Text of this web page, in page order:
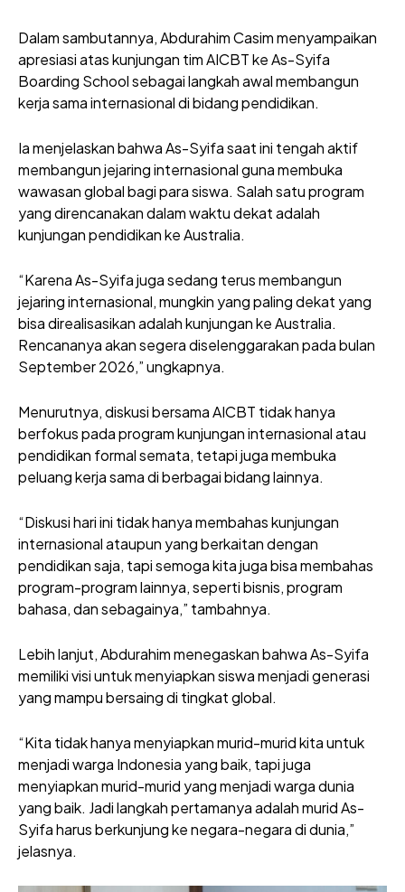
Dalam sambutannya, Abdurahim Casim menyampaikan
apresiasi atas kunjungan tim AICBT ke As-Syifa
Boarding School sebagai langkah awal membangun
kerja sama internasional di bidang pendidikan.
Ia menjelaskan bahwa As-Syifa saat ini tengah aktif
membangun jejaring internasional guna membuka
wawasan global bagi para siswa. Salah satu program
yang direncanakan dalam waktu dekat adalah
kunjungan pendidikan ke Australia.
“Karena As-Syifa juga sedang terus membangun
jejaring internasional, mungkin yang paling dekat yang
bisa direalisasikan adalah kunjungan ke Australia.
Rencananya akan segera diselenggarakan pada bulan
September 2026,” ungkapnya.
Menurutnya, diskusi bersama AICBT tidak hanya
berfokus pada program kunjungan internasional atau
pendidikan formal semata, tetapi juga membuka
peluang kerja sama di berbagai bidang lainnya.
“Diskusi hari ini tidak hanya membahas kunjungan
internasional ataupun yang berkaitan dengan
pendidikan saja, tapi semoga kita juga bisa membahas
program-program lainnya, seperti bisnis, program
bahasa, dan sebagainya,” tambahnya.
Lebih lanjut, Abdurahim menegaskan bahwa As-Syifa
memiliki visi untuk menyiapkan siswa menjadi generasi
yang mampu bersaing di tingkat global.
“Kita tidak hanya menyiapkan murid-murid kita untuk
menjadi warga Indonesia yang baik, tapi juga
menyiapkan murid-murid yang menjadi warga dunia
yang baik. Jadi langkah pertamanya adalah murid As-
Syifa harus berkunjung ke negara-negara di dunia,”
jelasnya.